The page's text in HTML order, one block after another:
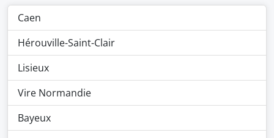
Caen
Hérouville-Saint-Clair
Lisieux
Vire Normandie
Bayeux